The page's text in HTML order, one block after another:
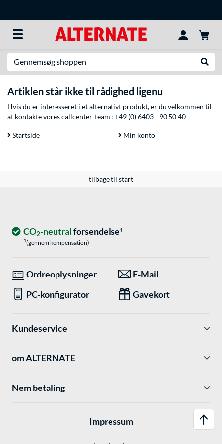
Artiklen står ikke til rådighed ligenu
Hvis du er interesseret i et alternativt produkt, er du velkommen til
at kontakte vores callcenter-team : +49 (0) 6403 - 90 50 40
Startside Min konto
tilbage til start
CO2-neutralforsendelse1
1(gennem kompensation)
Ordreoplysninger
E-Mail
PC-konfigurator
Gavekort
Kundeservice
om ALTERNATE
Nem betaling
Impressum